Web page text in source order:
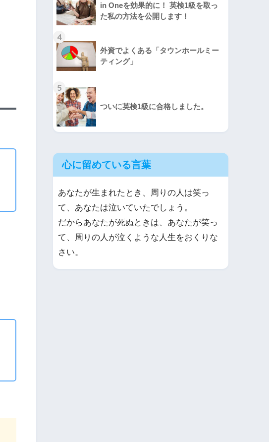
in Oneを効果的に！ 英検1級を取っ
た私の方法を公開します！
4
外資でよくある「タウンホールミー
ティング」
5
ついに英検1級に合格しました。
心に留めている言葉
あなたが生まれたとき、周りの人は笑っ
て、あなたは泣いていたでしょう。
だからあなたが死ぬときは、あなたが笑っ
て、周りの人が泣くような人生をおくりな
さい。